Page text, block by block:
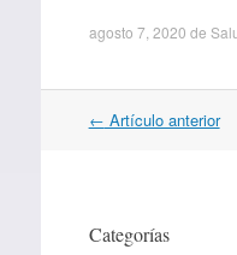
agosto 7, 2020 de
Navegación
← Artículo anterior
Categorías